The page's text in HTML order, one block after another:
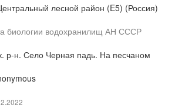
лесной район (E5) (Россия)
биологии водохранилищ АН СССР
р-н. Село Черная падь. На песчаном